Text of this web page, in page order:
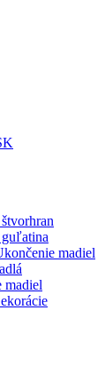
madiel
madiel